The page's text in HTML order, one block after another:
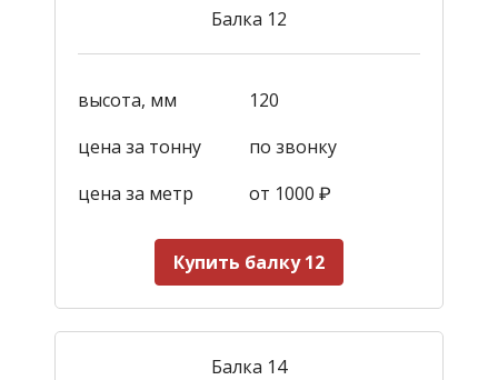
Балка 12
высота, мм
120
цена за тонну
по звонку
цена за метр
от 1000 ₽
Купить балку 12
Балка 14